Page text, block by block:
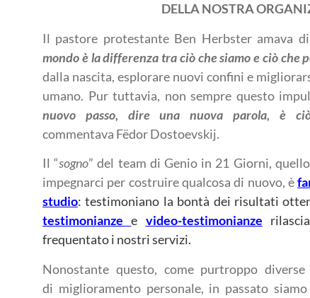
DELLA NOSTRA
Il pastore protestante Ben Herbster amava
mondo è la differenza tra ciò che siamo e ciò che
dalla nascita, esplorare nuovi confini e
umano. Pur tuttavia, non sempre questo
nuovo passo, dire una nuova parola, è
commentava Fëdor Dostoevskij.
Il “sogno” del team di Genio in 21 Giorni,
impegnarci per costruire qualcosa di nuovo, è
studio: testimoniano la bontà dei risultati
testimonianze e video-testimonianze
frequentato i nostri servizi.
Nonostante questo, come purtroppo
di miglioramento personale, in passato